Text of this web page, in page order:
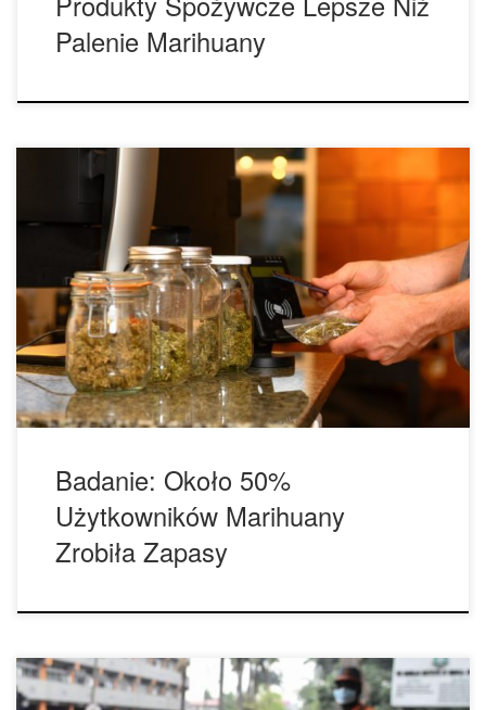
Palenie Marihuany
Nowe Badanie: Około 50% Użytkowników Marihuany
Zrobiła Zapasy Cannabis. Według nowej ankiety
przeprowadzonej wśród 990 konsumentów marihuany,
prawie połowa wszystkich użytkowników w całej Ameryce
zrobiła zapasy, aby przetrwać pandemię nowego
koronawirusa. Ankieta AmericanMarijuana.org wykazała, że ​​
48,7% użytkowników marihuany zakupiła dodatkowe ilości
marihuany, zanim weszły nowe obostrzenia i regulacje
dotyczące zachowania […]
Badanie: Około 50%
Użytkowników Marihuany
Zrobiła Zapasy